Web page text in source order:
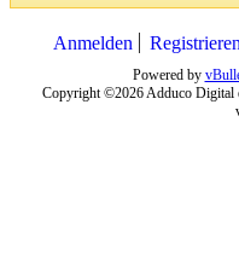
Anmelden Registrieren
Powered by
Copyright ©2026 Adduco Digital